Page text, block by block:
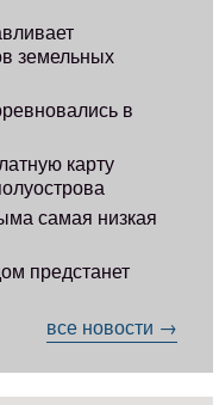
земельных
в
карту
самая низкая
предстанет
все новости →